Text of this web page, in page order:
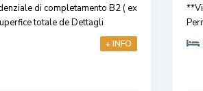
di completamento B2 ( ex
totale deDettagli
+ INFO